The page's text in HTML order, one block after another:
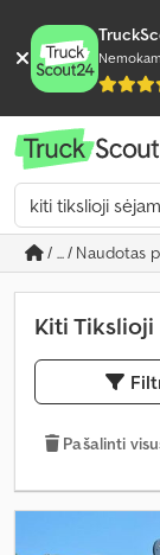
/ ... / Naudotas
Kiti
Pašalinti